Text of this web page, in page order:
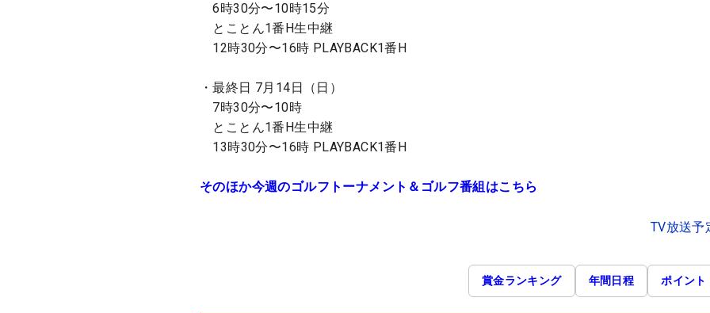
6時30分〜10時15分
とことん1番H生中継
12時30分〜16時 PLAYBACK1番H
・最終日 7月14日（日）
7時30分〜10時
とことん1番H生中継
13時30分〜16時 PLAYBACK1番H
そのほか今週のゴルフトーナメント＆ゴルフ番組はこちら
TV放送予
賞金ランキング 年間日程 ポイント